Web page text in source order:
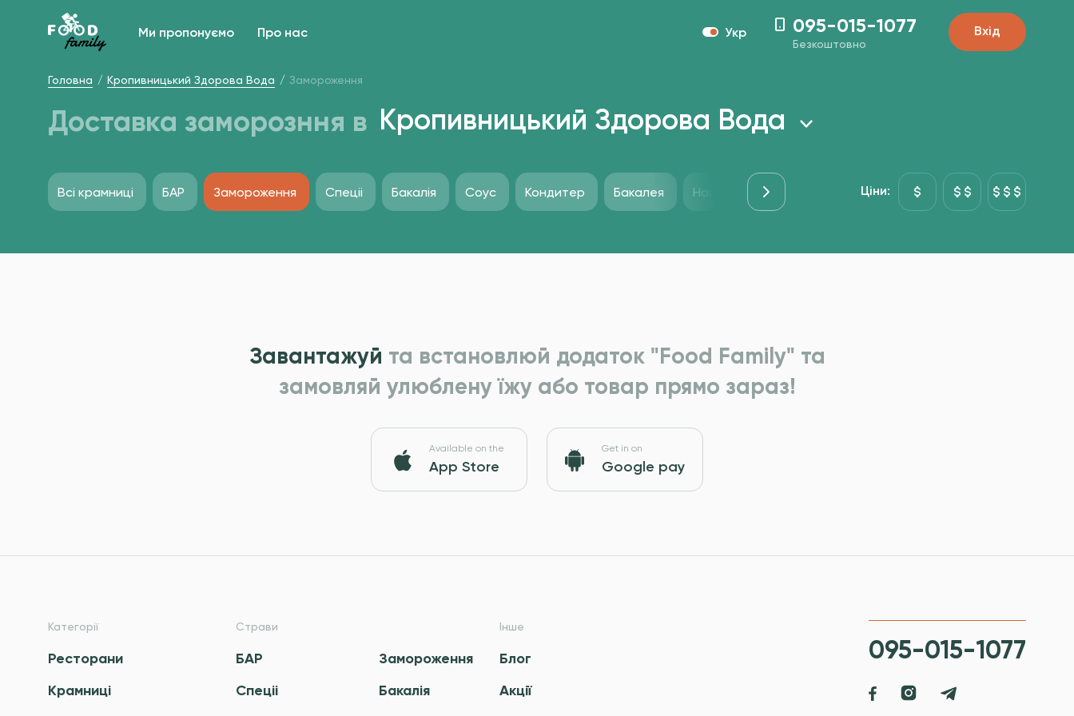
Ми пропонуємо Про нас Укр 095-015-1077
Безкоштовно
Вхід
Головна Кропивницький Здорова Вода Замороження
Доставка заморозння в Кропивницький Здорова Вода
Всі крамниці БАР Замороження Спецii Бакалія Соус Кондитер Бакалея Напої Ціни:
Завантажуй та встановлюй додаток "Food Family" та
замовляй улюблену їжу або товар прямо зараз!
Available on the
App Store
Get in on
Google pay
Категорії
Ресторани
Крамниці
Страви
БАР
Замороження
Спецii
Бакалія
Інше
Блог
Акції
095-015-1077